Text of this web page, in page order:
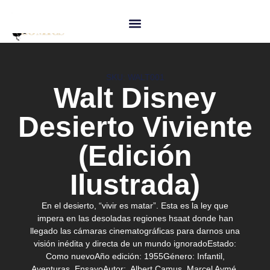
SKU: WALT001
Walt Disney
Desierto Viviente
(Edición
Ilustrada)
En el desierto, “vivir es matar”. Esta es la ley que
impera en las desoladas regiones hsaat donde han
llegado las cámaras cinematográficas para darnos una
visión inédita y directa de un mundo ignoradoEstado:
Como nuevoAño edición: 1955Género: Infantil,